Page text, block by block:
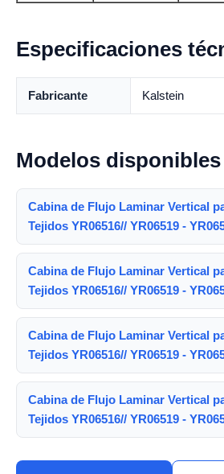
Especificaciones
Fabricante Kalstein
Modelos disponibles
Cabina de Flujo Laminar Vertical
Tejidos YR06516// YR06519 -
Cabina de Flujo Laminar Vertical
Tejidos YR06516// YR06519 -
Cabina de Flujo Laminar Vertical
Tejidos YR06516// YR06519 -
Cabina de Flujo Laminar Vertical
Tejidos YR06516// YR06519 -